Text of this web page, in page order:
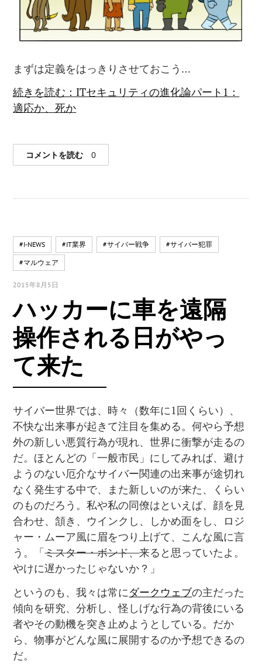
まずは定義をはっきりさせておこう…
続きを読む：ITセキュリティの進化論パート1：
適応か、死か
コメントを読む 0
#I-NEWS #IT業界 #サイバー戦争 #サイバー犯罪
#マルウェア
2015年8月5日
ハッカーに車を遠隔
操作される日がやっ
て来た
サイバー世界では、時々（数年に1回くらい）、
不快な出来事が起きて注目を集める。何やら予想
外の新しい悪質行為が現れ、世界に衝撃が走るの
だ。ほとんどの「一般市民」にしてみれば、避け
ようのない厄介なサイバー関連の出来事が途切れ
なく発生する中で、また新しいのが来た、くらい
のものだろう。私や私の同僚はといえば、顔を見
合わせ、頷き、ウインクし、しかめ面をし、ロジ
ャー・ムーア風に眉をつり上げて、こんな風に言
う。「ミスター・ボンド、来ると思っていたよ。
やけに遅かったじゃないか？」
というのも、我々は常にダークウェブの主だった
傾向を研究、分析し、怪しげな行為の背後にいる
者やその動機を突き止めようとしている。だか
ら、物事がどんな風に展開するのか予想できるの
だ。